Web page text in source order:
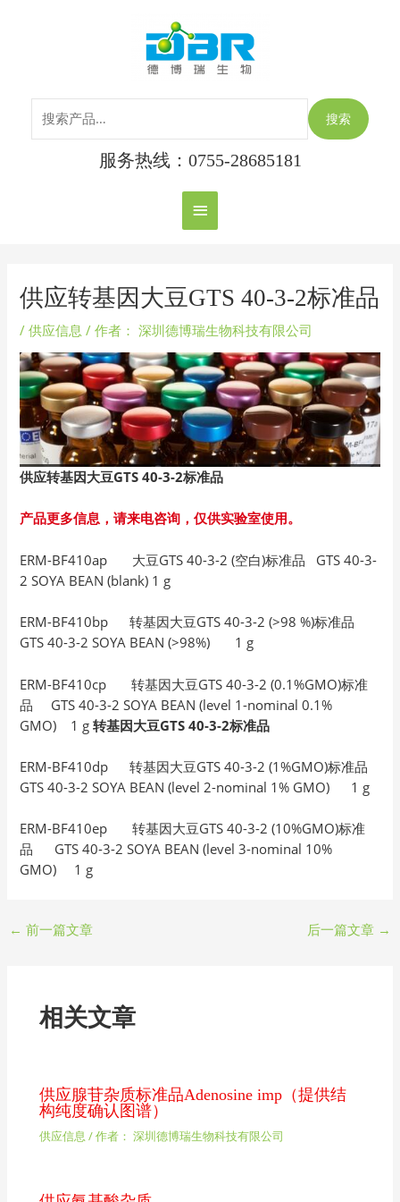
主
菜
单
搜索
服务热线：0755-28685181
供应转基因大豆GTS 40-3-2标准品
/供应信息 / 作者： 深圳德博瑞生物科技有限公司
供应转基因大豆GTS 40-3-2标准品
产品更多信息，请来电咨询，仅供实验室使用。
ERM-BF410ap 大豆GTS 40-3-2 (空白)标准品 GTS 40-3-
2 SOYA BEAN (blank) 1 g
ERM-BF410bp 转基因大豆GTS 40-3-2 (>98 %)标准品
GTS 40-3-2 SOYA BEAN (>98%) 1 g
ERM-BF410cp 转基因大豆GTS 40-3-2 (0.1%GMO)标准
品 GTS 40-3-2 SOYA BEAN (level 1-nominal 0.1%
GMO) 1 g转基因大豆GTS 40-3-2标准品
ERM-BF410dp 转基因大豆GTS 40-3-2 (1%GMO)标准品
GTS 40-3-2 SOYA BEAN (level 2-nominal 1% GMO) 1 g
ERM-BF410ep 转基因大豆GTS 40-3-2 (10%GMO)标准
品 GTS 40-3-2 SOYA BEAN (level 3-nominal 10%
GMO) 1 g
← 前一篇文章 后一篇文章 →
相关文章
供应腺苷杂质标准品Adenosine imp（提供结
构纯度确认图谱）
供应信息 / 作者： 深圳德博瑞生物科技有限公司